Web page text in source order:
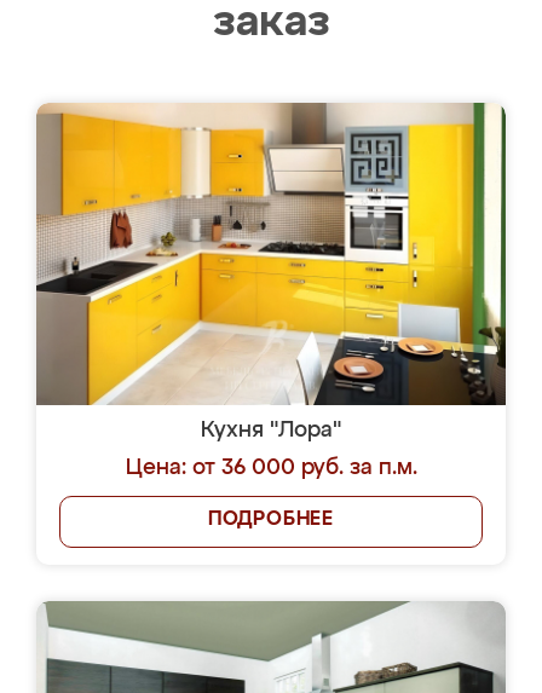
заказ
Кухня "Лора"
Цена: от 36 000 руб. за п.м.
ПОДРОБНЕЕ